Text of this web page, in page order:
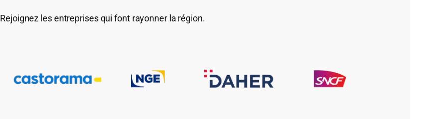
Rejoignez les entreprises qui font rayonner la région.